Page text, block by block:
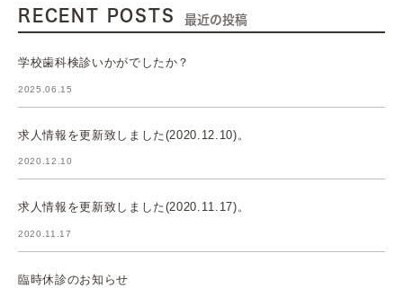
RECENT POSTS 最近の投稿
学校歯科検診いかがでしたか？
2025.06.15
求人情報を更新致しました(2020.12.10)。
2020.12.10
求人情報を更新致しました(2020.11.17)。
2020.11.17
臨時休診のお知らせ